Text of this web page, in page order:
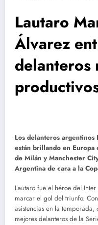
Lautaro
Álvarez
delanteros
Los delanteros
están brillando en Europa
de Milán y Manchester
Argentina de cara a la
Lautaro fue el héroe del
marcar el gol del triunfo.
asistencias en la temporada,
mejores delanteros de la